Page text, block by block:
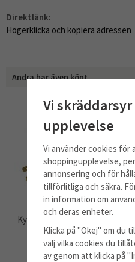
Direktlänk:
Högerklicka och kopiera adressen
Andra har även köpt
Kylskåpslampa 15w T-Click
85 kr
Vi
upplevelse
Vi använder cookies för
shoppingupplevelse,
annonsering och för
tillförlitliga och säkra.
in information om
och deras enheter.
Klicka på "Okej" om du
välj vilka cookies du
av genom att klicka på